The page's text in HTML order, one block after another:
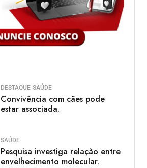
DESTAQUE SAÚDE
Convivência com cães pode
estar associada.
SAÚDE
Pesquisa investiga relação entre
envelhecimento molecular.